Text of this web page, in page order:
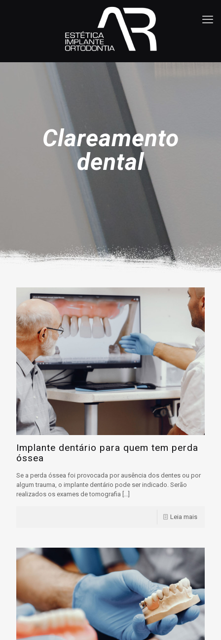
Clareamento
dental
Implante dentário para quem tem perda
óssea
Se a perda óssea foi provocada por ausência dos dentes ou por
algum trauma, o implante dentário pode ser indicado. Serão
realizados os exames de tomografia […]
Leia mais